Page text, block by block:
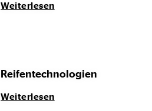
Weiterlesen
Reifentechnologien
Weiterlesen